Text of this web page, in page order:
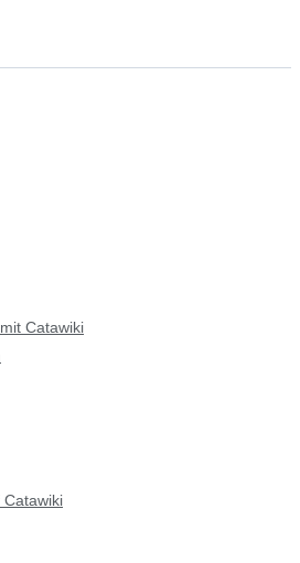
Catawiki
Catawiki